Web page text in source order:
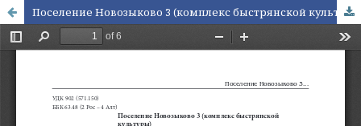
Поселение Новозыково 3 (комплекс быстрянской культуры)